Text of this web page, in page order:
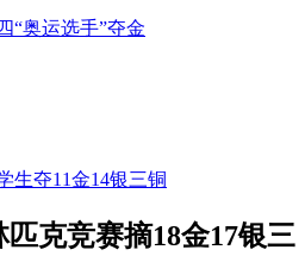
“奥运选手”夺金
生夺11金14银三铜
克竞赛摘18金17银三